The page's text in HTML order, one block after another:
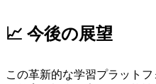
📈 今後の展望
この革新的な学習プラット